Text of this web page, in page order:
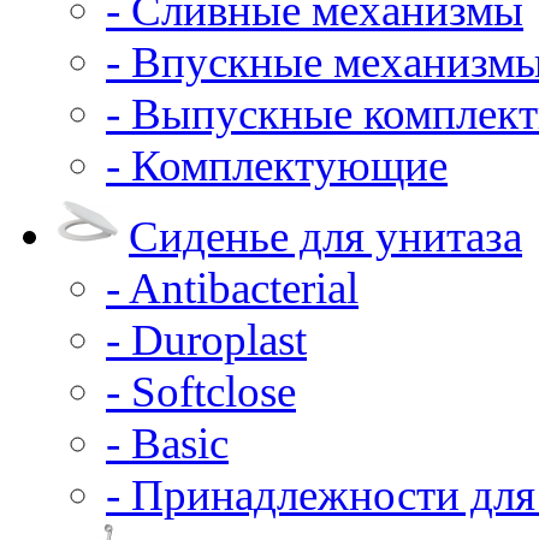
- Сливные механизмы
- Впускные
- Выпускные
- Комплектующие
Сиденье для унитаза
- Antibacterial
- Duroplast
- Softclose
- Basic
- Принадлежности